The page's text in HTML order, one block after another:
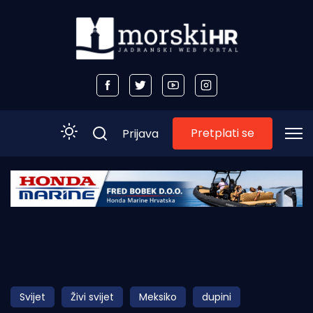
Početna
Obala
Prijava Pretplati se
Svijet Živi svijet Meksiko dupini